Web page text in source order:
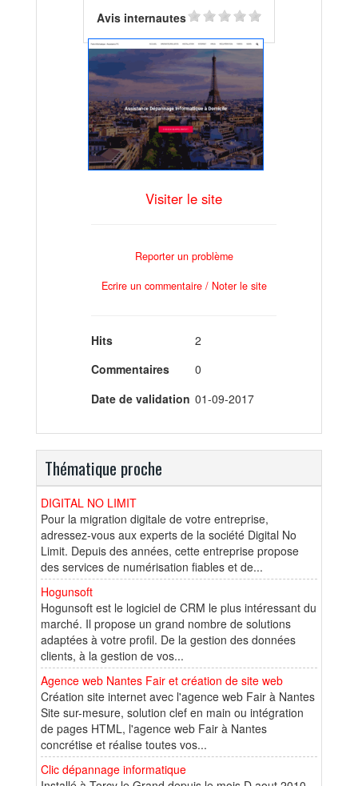
Avis internautes
Visiter le site
Reporter un problème
Ecrire un commentaire / Noter le site
Hits
2
Commentaires
0
Date de validation 01-09-2017
Thématique proche
DIGITAL NO LIMIT
Pour la migration digitale de votre entreprise,
adressez-vous aux experts de la société Digital No
Limit. Depuis des années, cette entreprise propose
des services de numérisation fiables et de...
Hogunsoft
Hogunsoft est le logiciel de CRM le plus intéressant du
marché. Il propose un grand nombre de solutions
adaptées à votre profil. De la gestion des données
clients, à la gestion de vos...
Agence web Nantes Fair et création de site web
Création site internet avec l'agence web Fair à Nantes
Site sur-mesure, solution clef en main ou intégration
de pages HTML, l'agence web Fair à Nantes
concrétise et réalise toutes vos...
Clic dépannage informatique